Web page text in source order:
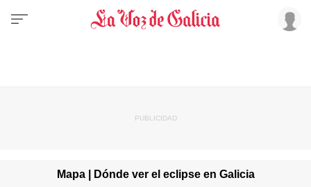
Mapa | Dónde ver el eclipse en Galicia